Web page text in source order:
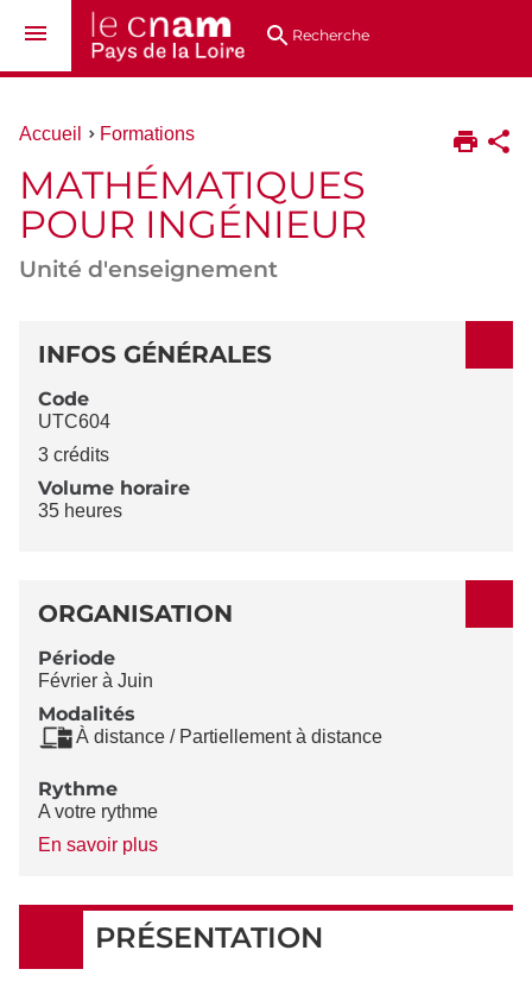
au
directsRecherche
Vous
ici :
Accueil Formations
MATHÉMATIQUES
POUR INGÉNIEUR
Unité d'enseignement
DÉTAILS
INFOS GÉNÉRALES
Code
UTC604
3 crédits
Volume horaire
35 heures
ORGANISATION
Période
Février à Juin
Modalités
À distance / Partiellement à distance
Rythme
A votre rythme
En savoir plusà
Rythme
PRÉSENTATION